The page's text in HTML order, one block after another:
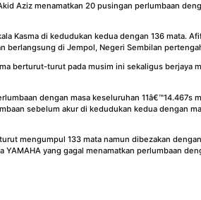
Aziz menamatkan 20 pusingan perlumbaan
Kasma di kedudukan kedua dengan 136 mata.
berlangsung di Jempol, Negeri Sembilan
berturut-turut pada musim ini sekaligus berjaya
dengan masa keseluruhan 11â€™14.467s
sebelum akur di kedudukan kedua dengan
mengumpul 133 mata namun dibezakan
yang gagal menamatkan perlumbaan